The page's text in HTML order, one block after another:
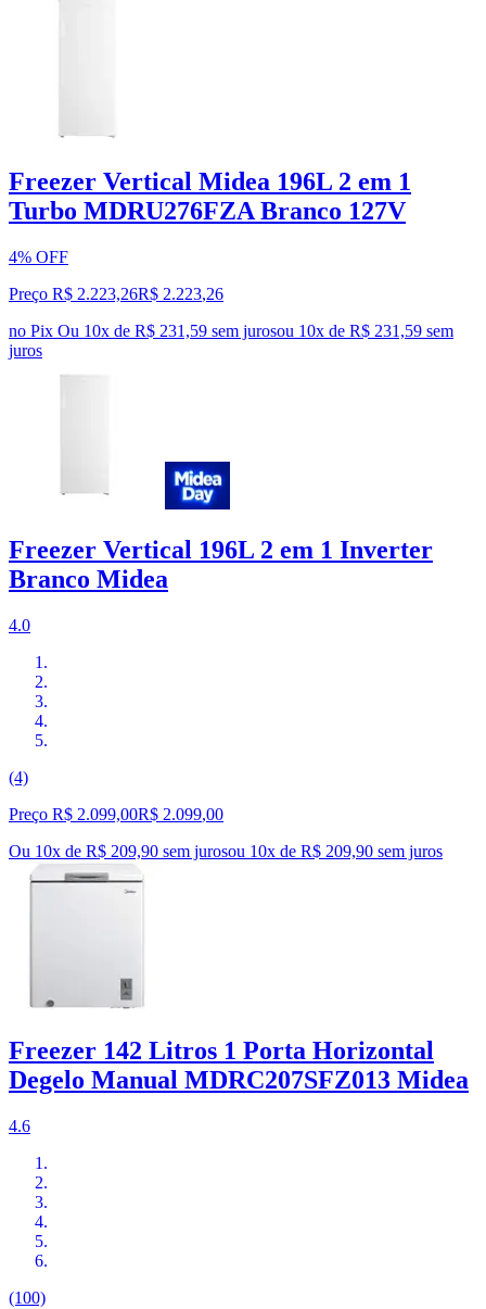
Freezer Vertical Midea 196L 2 em 1
Turbo MDRU276FZA Branco 127V
4% OFF
Preço R$ 2.223,26R$ 2.223,26
no Pix Ou 10x de R$ 231,59 sem jurosou 10x de R$ 231,59 sem
juros
Freezer Vertical 196L 2 em 1 Inverter
Branco Midea
4.0
(4)
Preço R$ 2.099,00R$ 2.099,00
Ou 10x de R$ 209,90 sem jurosou 10x de R$ 209,90 sem juros
Freezer 142 Litros 1 Porta Horizontal
Degelo Manual MDRC207SFZ013 Midea
4.6
(100)